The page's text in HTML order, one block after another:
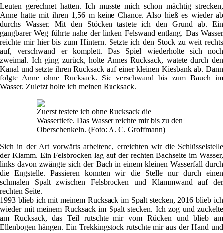
Leuten gerechnet hatten. Ich musste mich schon mächtig strecken,
Anne hatte mit ihren 1,56 m keine Chance. Also hieß es wieder ab
durchs Wasser. Mit den Stöcken tastete ich den Grund ab. Ein
gangbarer Weg führte nahe der linken Felswand entlang. Das Wasser
reichte mir hier bis zum Hintern. Setzte ich den Stock zu weit rechts
auf, verschwand er komplett. Das Spiel wiederholte sich noch
zweimal. Ich ging zurück, holte Annes Rucksack, watete durch den
Kanal und setzte ihren Rucksack auf einer kleinen Kiesbank ab. Dann
folgte Anne ohne Rucksack. Sie verschwand bis zum Bauch im
Wasser. Zuletzt holte ich meinen Rucksack.
Zuerst testete ich ohne Rucksack die
Wassertiefe. Das Wasser reichte mir bis zu den
Oberschenkeln. (Foto: A. C. Groffmann)
Sich in der Art vorwärts arbeitend, erreichten wir die Schlüsselstelle
der Klamm. Ein Felsbrocken lag auf der rechten Bachseite im Wasser,
links davon zwängte sich der Bach in einem kleinen Wasserfall durch
die Engstelle. Passieren konnten wir die Stelle nur durch einen
schmalen Spalt zwischen Felsbrocken und Klammwand auf der
rechten Seite.
1993 blieb ich mit meinem Rucksack im Spalt stecken, 2016 blieb ich
wieder mit meinem Rucksack im Spalt stecken. Ich zog und zuckelte
am Rucksack, das Teil rutschte mir vom Rücken und blieb am
Ellenbogen hängen. Ein Trekkingstock rutschte mir aus der Hand und